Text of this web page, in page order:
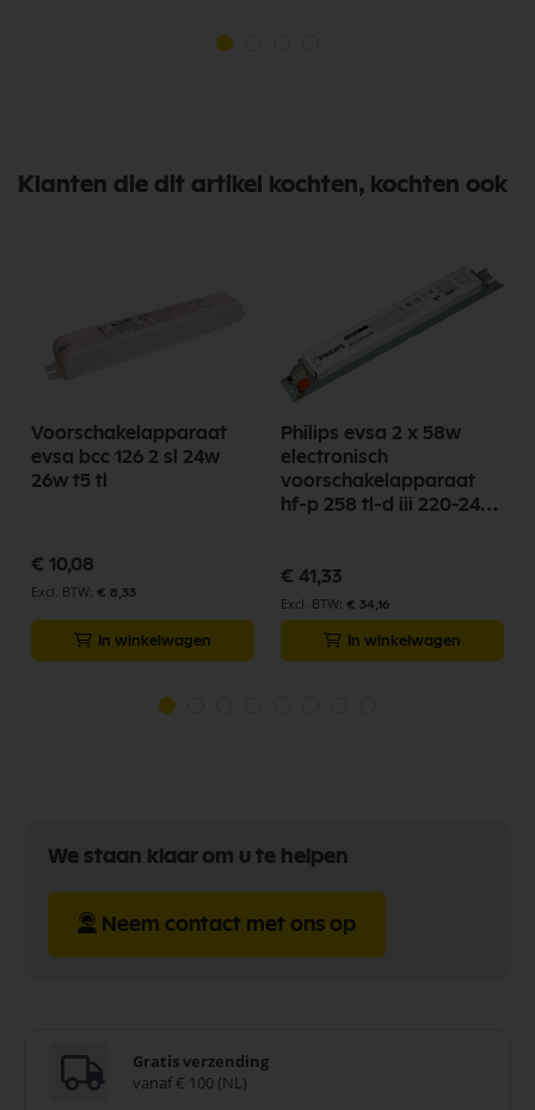
Klanten die dit artikel kochten, kochten ook
Voorschakelapparaat
evsa bcc 126 2 sl 24w
26w t5 tl
€ 10,08
€ 8,33
In winkelwagen
Philips evsa 2 x 58w
electronisch
voorschakelapparaat
hf-p 258 tl-d iii 220-240v
€ 41,33
€ 34,16
In winkelwagen
We staan klaar om u te helpen
Neem contact met ons op
Gratis verzending
vanaf € 100 (NL)